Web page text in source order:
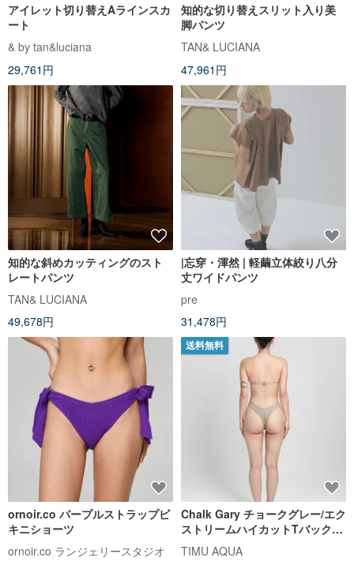
アイレット切り替えAラインスカ
ート
& by tan&luciana
29,761円
知的な切り替えスリット入り美
脚パンツ
TAN& LUCIANA
47,961円
知的な斜めカッティングのスト
レートパンツ
TAN& LUCIANA
49,678円
|忘穿・渾然 | 軽繭立体絞り八分
丈ワイドパンツ
pre
31,478円
ornoir.co パープルストラップビ
キニショーツ
ornoir.co ランジェリースタジオ
送料無料
Chalk Gary チョークグレー/エク
ストリームハイカットTバックボ
トムス/ボトム
TIMU AQUA